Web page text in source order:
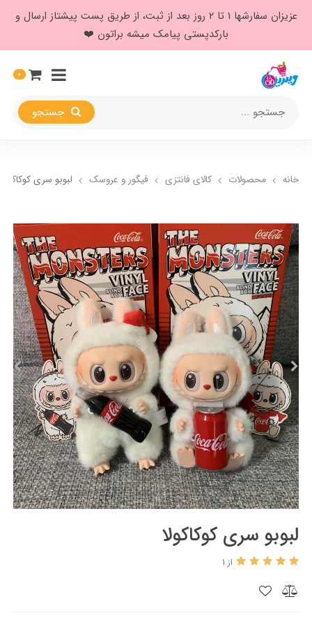
عزیزان سفارشها ۱ تا ۲ روز بعد از ثبت، از طریق پست پیشتاز ارسال و
بارکدپستی پیامک میشه براتون ❤️
0
خانه محصولات کالای فانتزی فیگور و عروسک لبوبو سری کوکاکولا
لبوبو سری کوکاکولا
از 1